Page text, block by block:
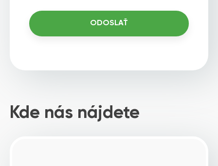
ODOSLAŤ
Kde nás nájdete